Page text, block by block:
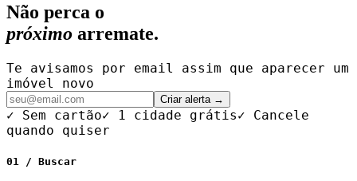
Não perca o
próximo arremate.
Te avisamos por email assim que aparecer um
imóvel novo
Criar alerta →
✓ Sem cartão✓ 1 cidade grátis✓ Cancele
quando quiser
01 / Buscar